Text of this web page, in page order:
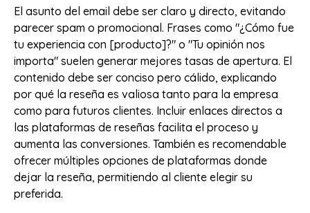
El asunto del email debe ser claro y directo, evitando
parecer spam o promocional. Frases como "¿Cómo fue
tu experiencia con [producto]?" o "Tu opinión nos
importa" suelen generar mejores tasas de apertura. El
contenido debe ser conciso pero cálido, explicando
por qué la reseña es valiosa tanto para la empresa
como para futuros clientes. Incluir enlaces directos a
las plataformas de reseñas facilita el proceso y
aumenta las conversiones. También es recomendable
ofrecer múltiples opciones de plataformas donde
dejar la reseña, permitiendo al cliente elegir su
preferida.